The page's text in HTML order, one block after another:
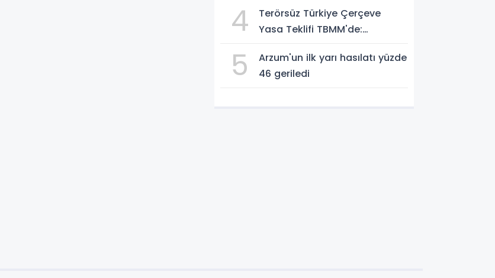
4
Terörsüz Türkiye Çerçeve
Yasa Teklifi TBMM'de:
5
Arzum'un ilk yarı hasılatı yüzde
46 geriledi